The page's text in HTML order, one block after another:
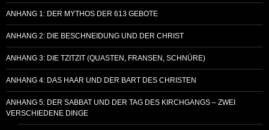
ANHANG 1: DER MYTHOS DER 613 GEBOTE
ANHANG 2: DIE BESCHNEIDUNG UND DER CHRIST
ANHANG 3: DIE TZITZIT (QUASTEN, FRANSEN, SCHNÜRE)
ANHANG 4: DAS HAAR UND DER BART DES CHRISTEN
ANHANG 5: DER SABBAT UND DER TAG DES KIRCHGANGS – ZWEI
VERSCHIEDENE DINGE